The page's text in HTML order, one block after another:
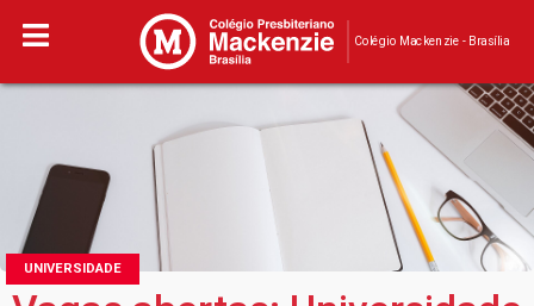
Colégio Mackenzie - Brasília
UNIVERSIDADE